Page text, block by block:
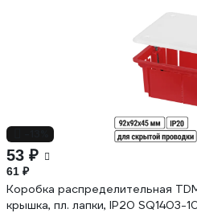
53 ₽
61 ₽
Коробка распределительная
крышка, пл. лапки, IP20 SQ1403-